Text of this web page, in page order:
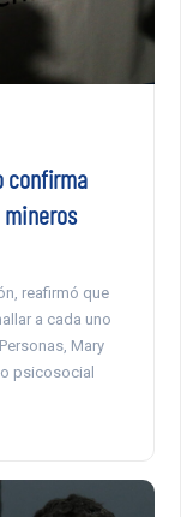
confirma
reafirmó que
a cada uno
Mary
psicosocial